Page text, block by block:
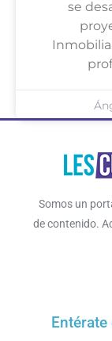
se
Somos un
de contenido.